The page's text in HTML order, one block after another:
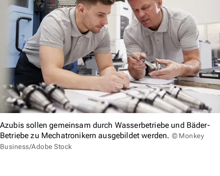
Azubis sollen gemeinsam durch Wasserbetriebe und Bäder-
Betriebe zu Mechatronikern ausgebildet werden. © Monkey
Business/Adobe Stock